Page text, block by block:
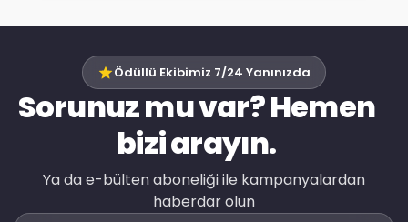
Ödüllü Ekibimiz 7/24 Yanınızda
Sorunuz mu var? Hemen
bizi arayın.
Ya da e-bülten aboneliği ile kampanyalardan
haberdar olun